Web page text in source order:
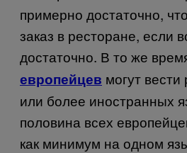
примерно достаточно,
заказ в ресторане, если
достаточно. В то же
европейцев могут вести
или более иностранных
половина всех
как минимум на одном